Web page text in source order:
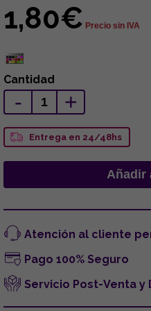
1,80€ Precio sin IVA
Cantidad
- +
Entrega en 24/48hs
Atención al cliente
Pago 100% Seguro
Servicio Post-Venta y